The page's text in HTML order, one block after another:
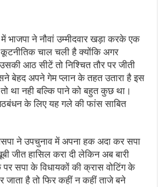
भाजपा ने नौवां उम्मीदवार खड़ा करके एक
चाल चली है क्योंकि अगर
आठ सीटें तो निश्चित तौर पर जीती
बेहद अपने गेम प्लान के तहत उतारा है इस
था नही बल्कि पाने को बहुत कुछ था।
के लिए यह गले की फांस साबित
ने उपचुनाव में अपना हक अदा कर सपा
जीत हासिल करा दी लेकिन अब बारी
सपा के विधायकों की क्रास वोटिंग के
जाता है तो फिर कहीं न कहीं ताजे बने